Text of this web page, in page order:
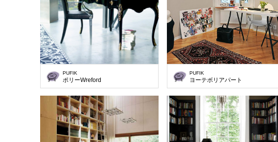
PUFIK
ポリーWreford
PUFIK
ヨーテボリアパート